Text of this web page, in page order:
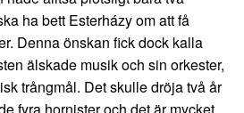
ha bett Esterházy om att få
Denna önskan fick dock kalla
älskade musik och sin orkester,
trångmål. Det skulle dröja två år